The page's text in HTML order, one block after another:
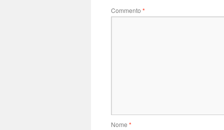
Commento *
Nome *